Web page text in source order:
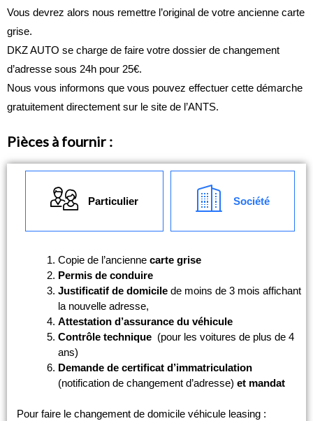
Vous devrez alors nous remettre l’original de votre ancienne carte
grise.
DKZ AUTO se charge de faire votre dossier de changement
d’adresse sous 24h pour 25€.
Nous vous informons que vous pouvez effectuer cette démarche
gratuitement directement sur le site de l’ANTS.
Pièces à fournir :
Particulier Société
Copie de l’ancienne carte grise
Permis de conduire
Justificatif de domicile de moins de 3 mois affichant
la nouvelle adresse,
Attestation d’assurance du véhicule
Contrôle technique (pour les voitures de plus de 4
ans)
Demande de certificat d’immatriculation
(notification de changement d’adresse) et mandat
Pour faire le changement de domicile véhicule leasing :